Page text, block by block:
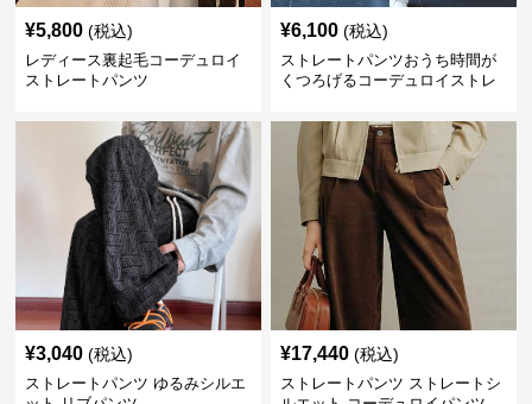
¥5,800 (税込)
レディース裏起毛コーデュロイ
ストレートパンツ
¥6,100 (税込)
ストレートパンツおうち時間が
くつろげるコーデュロイストレ
¥3,040 (税込)
ストレートパンツ ゆるみシルエ
¥17,440 (税込)
ストレートパンツ ストレートシ